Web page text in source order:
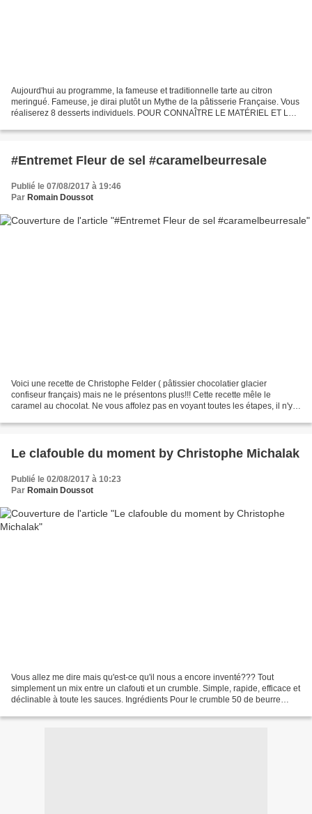
Aujourd'hui au programme, la fameuse et traditionnelle tarte au citron
meringué. Fameuse, je dirai plutôt un Mythe de la pâtisserie Française. Vous
réaliserez 8 desserts individuels. POUR CONNAÎTRE LE MATÉRIEL ET LES
#Entremet Fleur de sel #caramelbeurresale
Publié le 07/08/2017 à 19:46
Par Romain Doussot
Voici une recette de Christophe Felder ( pâtissier chocolatier glacier
confiseur français) mais ne le présentons plus!!! Cette recette mêle le
caramel au chocolat. Ne vous affolez pas en voyant toutes les étapes, il n'y à
Le clafouble du moment by Christophe Michalak
Publié le 02/08/2017 à 10:23
Par Romain Doussot
Vous allez me dire mais qu'est-ce qu'il nous a encore inventé??? Tout
simplement un mix entre un clafouti et un crumble. Simple, rapide, efficace et
déclinable à toute les sauces. Ingrédients Pour le crumble 50 de beurre